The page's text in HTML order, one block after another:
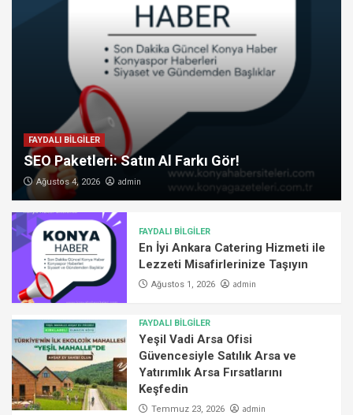
FAYDALI BİLGİLER
SEO Paketleri: Satın Al Farkı Gör!
Ağustos 4, 2026 admin
FAYDALI BİLGİLER
En İyi Ankara Catering Hizmeti ile
Lezzeti Misafirlerinize Taşıyın
Ağustos 1, 2026 admin
FAYDALI BİLGİLER
Yeşil Vadi Arsa Ofisi
Güvencesiyle Satılık Arsa ve
Yatırımlık Arsa Fırsatlarını
Keşfedin
Temmuz 23, 2026 admin